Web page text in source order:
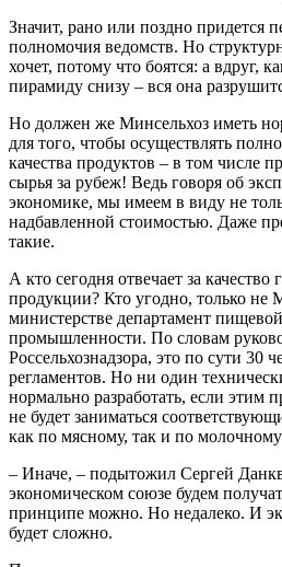
Значит, рано или поздно придется
полномочия ведомств. Но
хочет, потому что боятся: а вдруг,
пирамиду снизу – вся она
Но должен же Минсельхоз иметь
для того, чтобы осуществлять
качества продуктов – в том числе
сырья за рубеж! Ведь говоря об
экономике, мы имеем в виду не
надбавленной стоимостью. Даже
такие.
А кто сегодня отвечает за
продукции? Кто угодно, только не
министерстве департамент
промышленности. По словам
Россельхознадзора, это по сути 30
регламентов. Но ни один
нормально разработать, если этим
не будет заниматься
как по мясному, так и по
– Иначе, – подытожил Сергей
экономическом союзе будем
принципе можно. Но недалеко. И
будет сложно.